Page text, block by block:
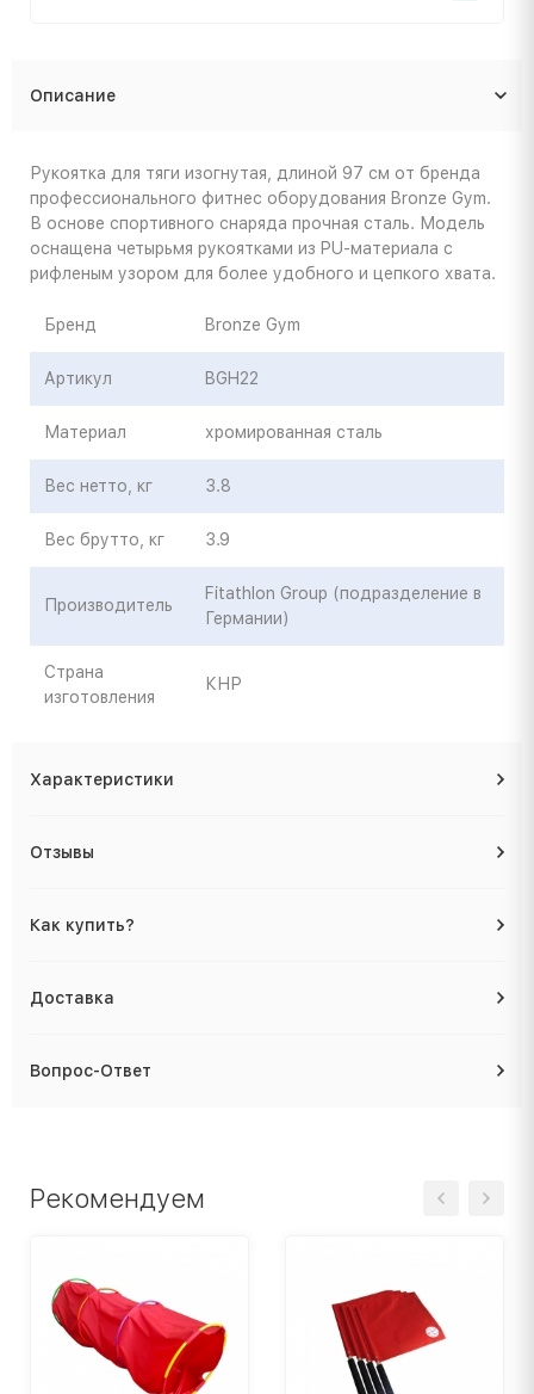
Описание
Рукоятка для тяги изогнутая, длиной 97 см от бренда
профессионального фитнес оборудования Bronze Gym.
В основе спортивного снаряда прочная сталь. Модель
оснащена четырьмя рукоятками из PU-материала с
рифленым узором для более удобного и цепкого хвата.
Бренд Bronze Gym
Артикул BGH22
Материал хромированная сталь
Вес нетто, кг 3.8
Вес брутто, кг 3.9
Производитель
Fitathlon Group (подразделение в
Германии)
Страна
изготовления
КНР
Характеристики
Отзывы
Как купить?
Доставка
Вопрос-Ответ
Рекомендуем